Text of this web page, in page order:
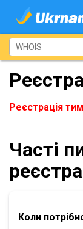
Реєстрація
Часті
Коли